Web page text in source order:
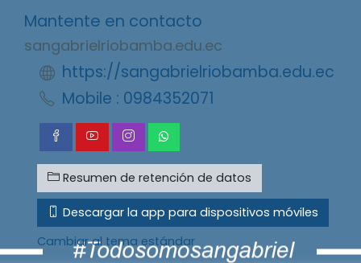
Mantente en contacto
sangabrielriobamba.edu.ec
https://sangabrielriobamba.edu.ec
Mobile : 0984352071
Resumen de retención de datos
Descargar la app para dispositivos móviles
Cambiar al tema estándar